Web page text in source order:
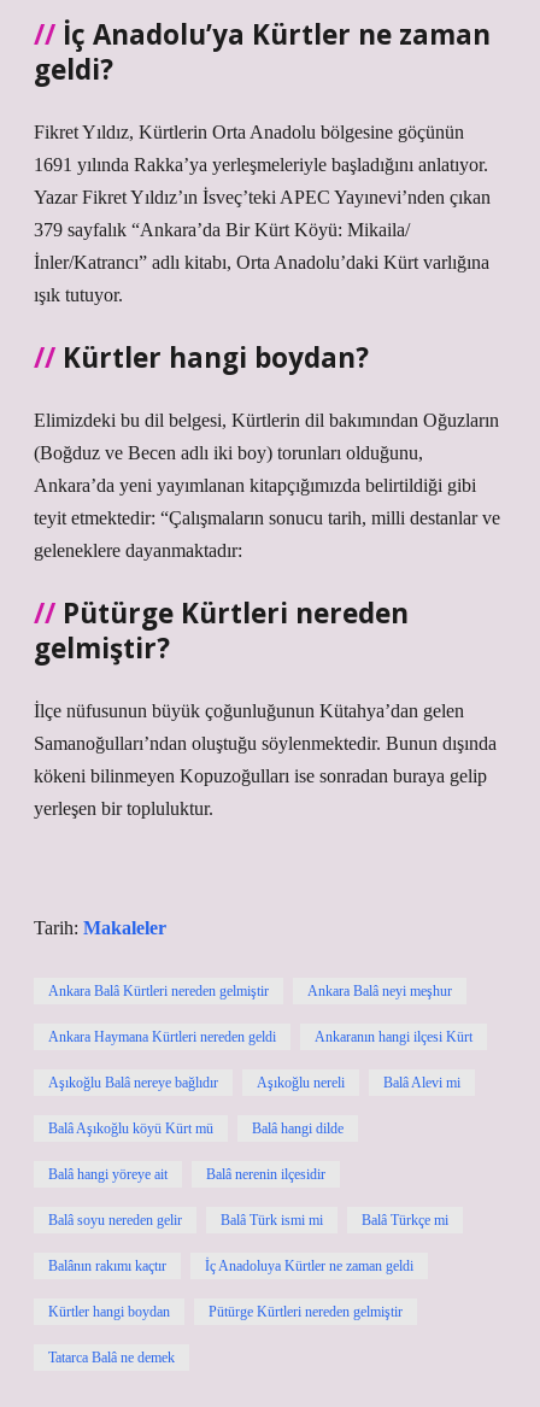
İç Anadolu’ya Kürtler ne zaman
geldi?
Fikret Yıldız, Kürtlerin Orta Anadolu bölgesine göçünün
1691 yılında Rakka’ya yerleşmeleriyle başladığını anlatıyor.
Yazar Fikret Yıldız’ın İsveç’teki APEC Yayınevi’nden çıkan
379 sayfalık “Ankara’da Bir Kürt Köyü: Mikaila/
İnler/Katrancı” adlı kitabı, Orta Anadolu’daki Kürt varlığına
ışık tutuyor.
Kürtler hangi boydan?
Elimizdeki bu dil belgesi, Kürtlerin dil bakımından Oğuzların
(Boğduz ve Becen adlı iki boy) torunları olduğunu,
Ankara’da yeni yayımlanan kitapçığımızda belirtildiği gibi
teyit etmektedir: “Çalışmaların sonucu tarih, milli destanlar ve
geleneklere dayanmaktadır:
Pütürge Kürtleri nereden
gelmiştir?
İlçe nüfusunun büyük çoğunluğunun Kütahya’dan gelen
Samanoğulları’ndan oluştuğu söylenmektedir. Bunun dışında
kökeni bilinmeyen Kopuzoğulları ise sonradan buraya gelip
yerleşen bir topluluktur.
Tarih: Makaleler
Ankara Balâ Kürtleri nereden gelmiştir Ankara Balâ neyi meşhur
Ankara Haymana Kürtleri nereden geldi Ankaranın hangi ilçesi Kürt
Aşıkoğlu Balâ nereye bağlıdır Aşıkoğlu nereli Balâ Alevi mi
Balâ Aşıkoğlu köyü Kürt mü Balâ hangi dilde
Balâ hangi yöreye ait Balâ nerenin ilçesidir
Balâ soyu nereden gelir Balâ Türk ismi mi Balâ Türkçe mi
Balânın rakımı kaçtır İç Anadoluya Kürtler ne zaman geldi
Kürtler hangi boydan Pütürge Kürtleri nereden gelmiştir
Tatarca Balâ ne demek